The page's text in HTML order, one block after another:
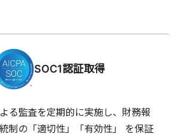
SOC1認証取得
る監査を定期的に実施し、財務報
制の「適切性」「有効性」 を保証